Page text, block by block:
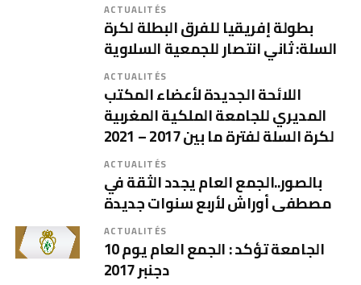
ACTUALITÉS
بطولة إفريقيا للفرق البطلة لكرة
السلة: ثاني انتصار للجمعية السلاوية
ACTUALITÉS
اللائحة الجديدة لأعضاء المكتب
المديري للجامعة الملكية المغربية
لكرة السلة لفترة ما بين 2017 – 2021
ACTUALITÉS
بالصور..الجمع العام يجدد الثقة في
مصطفى أوراش لأربع سنوات جديدة
ACTUALITÉS
الجامعة تؤكد : الجمع العام يوم 10
دجنبر 2017